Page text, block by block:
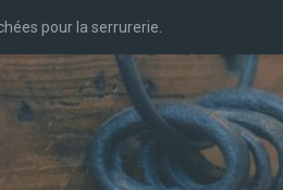
pour la serrurerie.